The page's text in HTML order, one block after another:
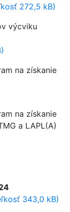
272,5 kB)
výcviku
na získanie
na získanie
a LAPL(A)
343,0 kB)